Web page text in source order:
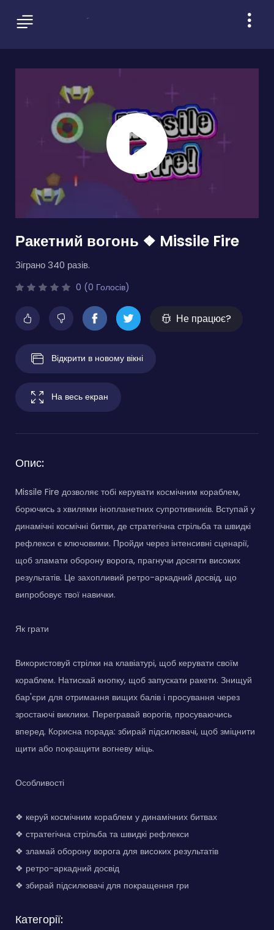
Ракетний вогонь ❖ Missile Fire
Зіграно 340 разів.
0 (0 Голосів)
Не працює?
Відкрити в новому вікні
На весь екран
Опис:
Missile Fire дозволяє тобі керувати космічним кораблем,
борючись з хвилями інопланетних супротивників. Вступай у
динамічні космічні битви, де стратегічна стрільба та швидкі
рефлекси є ключовими. Пройди через інтенсивні сценарії,
щоб зламати оборону ворога, прагнучи досягти високих
результатів. Це захопливий ретро-аркадний досвід, що
випробовує твої навички.
Як грати
Використовуй стрілки на клавіатурі, щоб керувати своїм
кораблем. Натискай кнопку, щоб запускати ракети. Знищуй
бар'єри для отримання вищих балів і просування через
зростаючі виклики. Перегравай ворогів, просуваючись
вперед. Корисна порада: збирай підсилювачі, щоб зміцнити
щити або покращити вогневу міць.
Особливості
❖ керуй космічним кораблем у динамічних битвах
❖ стратегічна стрільба та швидкі рефлекси
❖ зламай оборону ворога для високих результатів
❖ ретро-аркадний досвід
❖ збирай підсилювачі для покращення гри
Категорії: